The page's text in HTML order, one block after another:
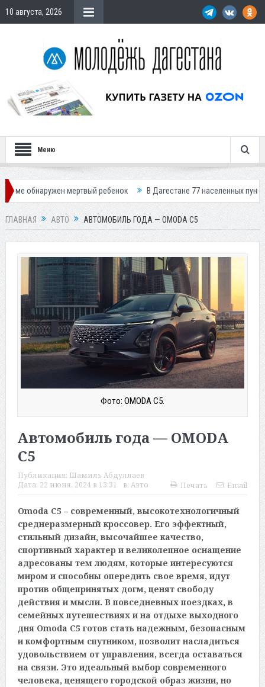
10 августа, 2026
Меню
мертвый ребенок В Дагестане 77 населенных пунктов остались без
ГЛАВНАЯ АВТО АВТОМОБИЛЬ ГОДА — OMODA C5
Фото: OMODA C5.
Автомобиль года — OMODA
C5
Публикация: Шамиль Абдуллаев
Дата: 22 июня, 2024 в 13:31 в: Авто Печать Email
Omoda C5 – современный, высокотехнологичный
среднеразмерный кроссовер. Его эффектный,
стильный дизайн, высочайшее качество,
спортивный характер и великолепное оснащение
адресованы тем людям, которые интересуются
миром и способны опередить свое время, идут
против общепринятых догм, ценят свободу
действия и мысли. В повседневных поездках, в
семейных путешествиях и на отдыхе выходного
дня Omoda C5 готов стать надежным, безопасным
и комфортным спутником, позволит насладиться
удовольствием от управления, всегда оставаться
на связи. Это идеальный выбор современного
человека, ценящего городской образ жизни, но